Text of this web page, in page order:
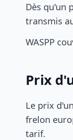
Dès qu'un
transmis
WASPP
Prix
Le prix
frelon
tarif.